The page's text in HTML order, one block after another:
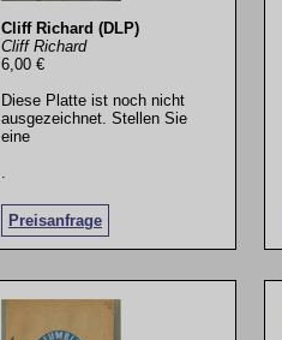
Cliff Richard (DLP)
Cliff Richard
6,00 €
Diese Platte ist noch nicht
ausgezeichnet. Stellen Sie
eine
Preisanfrage
.